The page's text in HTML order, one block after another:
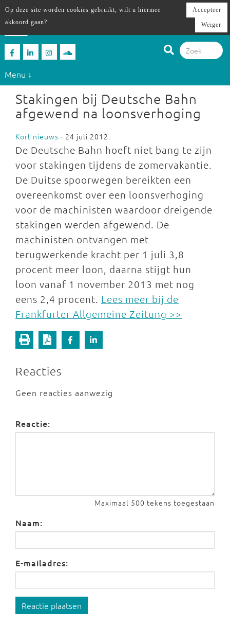
Menu ↓
Stakingen bij Deutsche Bahn
afgewend na loonsverhoging
Kort nieuws - 24 juli 2012
De Deutsche Bahn hoeft niet bang te zijn
voor stakingen tijdens de zomervakantie.
De Duitse spoorwegen bereikten een
overeenkomst over een loonsverhoging
voor de machinisten waardoor dreigende
stakingen werden afgewend. De
machinisten ontvangen met
terugwerkende kracht per 1 juli 3,8
procent meer loon, daarna stijgt hun
loon vanaf 1 november 2013 met nog
eens 2,4 procent. Lees meer bij de
Frankfurter Allgemeine Zeitung >>
Reacties
Geen reacties aanwezig
Reactie:
Maximaal 500 tekens toegestaan
Naam:
E-mailadres:
Reactie plaatsen
Op deze site worden cookies gebruikt, wilt u hiermee
akkoord gaan?
Accepteer
Weiger